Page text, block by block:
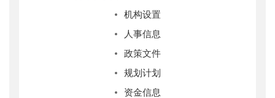
机构设置
人事信息
政策文件
规划计划
资金信息